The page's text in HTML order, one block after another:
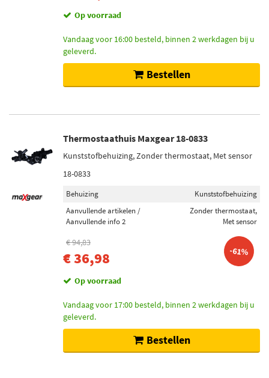
Op voorraad
Vandaag voor 16:00 besteld, binnen 2 werkdagen bij u
geleverd.
Bestellen
Thermostaathuis Maxgear 18-0833
Kunststofbehuizing, Zonder thermostaat, Met sensor
18-0833
Behuizing
Kunststofbehuizing
Aanvullende artikelen /
Aanvullende info 2
Zonder thermostaat,
Met sensor
€ 94,83
€ 36,98 -61%
Op voorraad
Vandaag voor 17:00 besteld, binnen 2 werkdagen bij u
geleverd.
Bestellen